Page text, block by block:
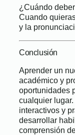
¿Cuándo
Cuando
y la
Conclusión
Aprender un
académico y
oportunidades
cualquier
interactivos y
desarrollar
comprensión